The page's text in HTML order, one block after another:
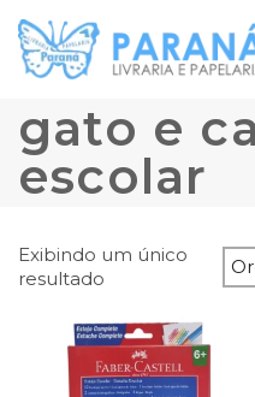
gato e
escolar
Exibindo um único
resultado